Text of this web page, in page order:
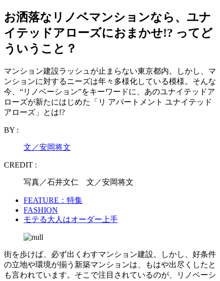
お洒落なリノベマンションなら、ユナ
イテッドアローズにおまかせ!? ってど
ういうこと？
マンション建設ラッシュが止まらない東京都内。しかし、マ
ンションに対するニーズは年々多様化している模様。そんな
今、“リノベーション”をキーワードに、あのユナイテッドア
ローズが新たにはじめた「リ アパートメント ユナイテッド
アローズ」とは!?
BY :
文／安岡将文
CREDIT :
写真／石井文仁 文／安岡将文
FEATURE：特集
FASHION
モテる大人はオーダー上手
街を歩けば、必ず出くわすマンション建設。しかし、好条件
の立地や環境が揃う新築マンションは、もはや出尽くしたと
も言われています。そこで注目されているのが、リノベーシ